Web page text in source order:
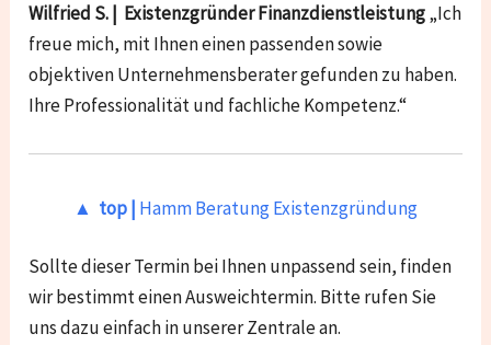
Wilfried S. | Existenzgründer Finanzdienstleistung„Ich
freue mich, mit Ihnen einen passenden sowie
objektiven Unternehmensberater gefunden zu haben.
Ihre Professionalität und fachliche Kompetenz.“
▲ top | Hamm Beratung Existenzgründung
Sollte dieser Termin bei Ihnen unpassend sein, finden
wir bestimmt einen Ausweichtermin. Bitte rufen Sie
uns dazu einfach in unserer Zentrale an.